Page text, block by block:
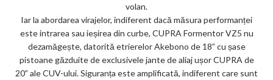
volan.
Iar la abordarea virajelor, indiferent dacă măsura performanței
este intrarea sau ieșirea din curbe, CUPRA Formentor VZ5 nu
dezamăgește, datorită etrierelor Akebono de 18” cu șase
pistoane găzduite de exclusivele jante de aliaj ușor CUPRA de
20” ale CUV-ului. Siguranța este amplificată, indiferent care sunt